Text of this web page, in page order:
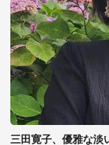
三田寛子、優雅な淡